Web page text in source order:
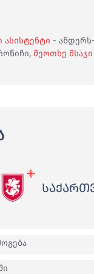
- ანდერს-
მეოთხე მსაჯი